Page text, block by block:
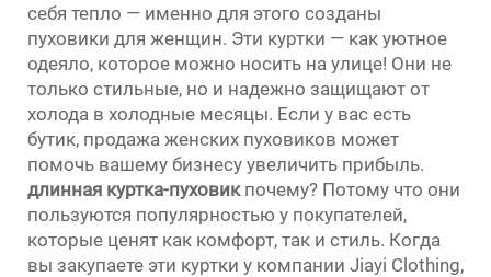
себя тепло — именно для этого созданы
пуховики для женщин. Эти куртки — как уютное
одеяло, которое можно носить на улице! Они не
только стильные, но и надежно защищают от
холода в холодные месяцы. Если у вас есть
бутик, продажа женских пуховиков может
помочь вашему бизнесу увеличить прибыль.
длинная куртка-пуховик почему? Потому что они
пользуются популярностью у покупателей,
которые ценят как комфорт, так и стиль. Когда
вы закупаете эти куртки у компании Jiayi Clothing,